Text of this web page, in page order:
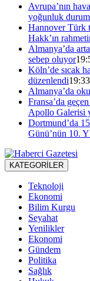
Avrupa’nın
yoğunluk
Hannover Türk
Hakk’ın
Almanya’da
sebep oluyor
Köln’de sıcak
düzenlendi19:33
Almanya’da
Fransa’da
Apollo Galerisi
Dortmund’da
Günü’nün 10.
KATEGORİLER
Teknoloji
Ekonomi
Bilim Kurgu
Seyahat
Yenilikler
Ekonomi
Gündem
Politika
Sağlık